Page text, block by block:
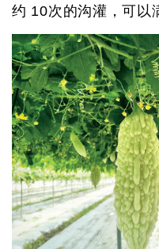
约 10次的沟灌，可以